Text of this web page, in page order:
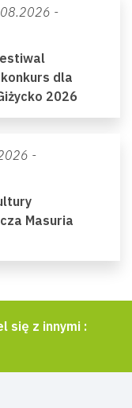
-
dla
2026
-
Masuria
się z innymi :